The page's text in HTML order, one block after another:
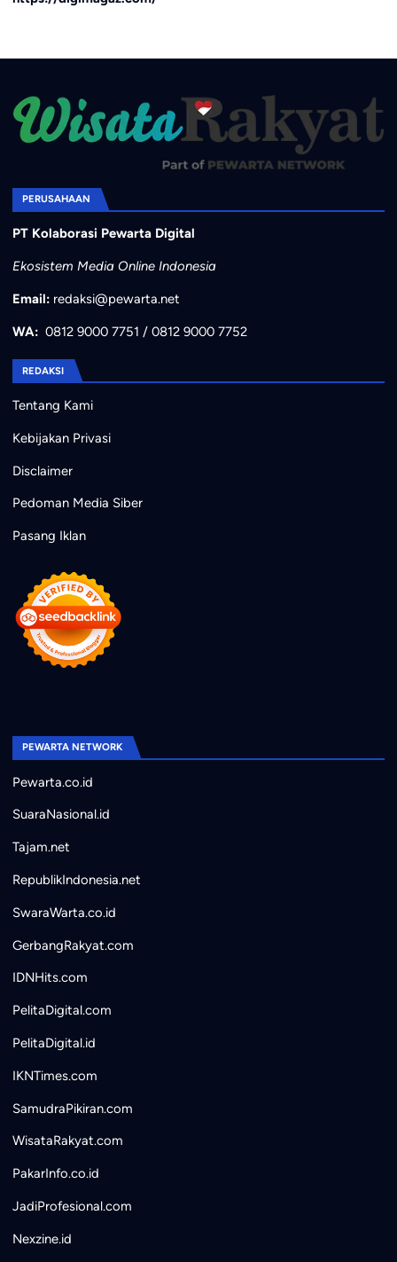
PERUSAHAAN
PT Kolaborasi Pewarta Digital
Ekosistem Media Online Indonesia
Email: redaksi@pewarta.net
WA: 0812 9000 7751 / 0812 9000 7752
REDAKSI
Tentang Kami
Kebijakan Privasi
Disclaimer
Pedoman Media Siber
Pasang Iklan
PEWARTA NETWORK
Pewarta.co.id
SuaraNasional.id
Tajam.net
RepublikIndonesia.net
SwaraWarta.co.id
GerbangRakyat.com
IDNHits.com
PelitaDigital.com
PelitaDigital.id
IKNTimes.com
SamudraPikiran.com
WisataRakyat.com
PakarInfo.co.id
JadiProfesional.com
Nexzine.id